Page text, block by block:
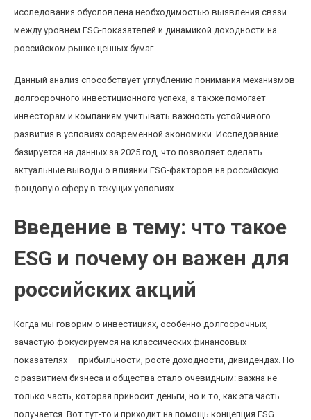
исследования обусловлена необходимостью выявления связи
между уровнем ESG-показателей и динамикой доходности на
российском рынке ценных бумаг.
Данный анализ способствует углублению понимания механизмов
долгосрочного инвестиционного успеха, а также помогает
инвесторам и компаниям учитывать важность устойчивого
развития в условиях современной экономики. Исследование
базируется на данных за 2025 год, что позволяет сделать
актуальные выводы о влиянии ESG-факторов на российскую
фондовую сферу в текущих условиях.
Введение в тему: что такое
ESG и почему он важен для
российских акций
Когда мы говорим о инвестициях, особенно долгосрочных,
зачастую фокусируемся на классических финансовых
показателях — прибыльности, росте доходности, дивидендах. Но
с развитием бизнеса и общества стало очевидным: важна не
только часть, которая приносит деньги, но и то, как эта часть
получается. Вот тут-то и приходит на помощь концепция ESG —